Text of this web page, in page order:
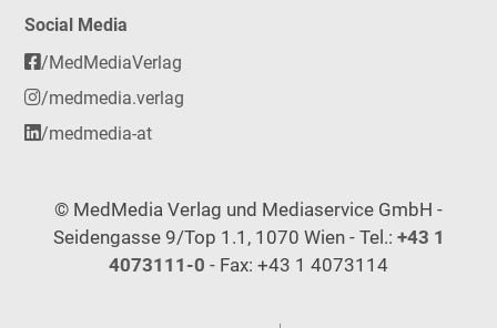
Social Media
/MedMediaVerlag
/medmedia.verlag
/medmedia-at
© MedMedia Verlag und Mediaservice GmbH -
Seidengasse 9/Top 1.1, 1070 Wien - Tel.: +43 1
4073111-0 - Fax: +43 1 4073114